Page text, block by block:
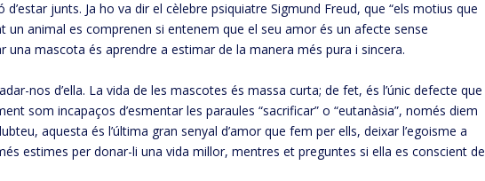
junts. Ja ho va dir el cèlebre psiquiatre Sigmund Freud, que “els motius que
un animal es comprenen si entenem que el seu amor és un afecte sense
una mascota és aprendre a estimar de la manera més pura i sincera.
nos d’ella. La vida de les mascotes és massa curta; de fet, és l’únic defecte que
som incapaços d’esmentar les paraules “sacrificar” o “eutanàsia”, només diem
aquesta és l’última gran senyal d’amor que fem per ells, deixar l’egoisme a
estimes per donar-li una vida millor, mentres et preguntes si ella es conscient de